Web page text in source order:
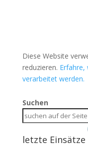
Diese Website
reduzieren. Erfahre,
verarbeitet werden.
Suchen
letzte Einsätze